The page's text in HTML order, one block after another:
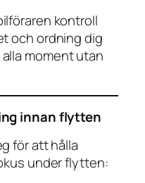
kontroll
och ordning dig
moment utan
innan flytten
för att hålla
under flytten: